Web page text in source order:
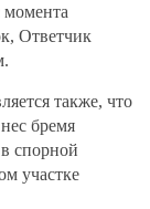
момента
Ответчик
также, что
бремя
спорной
участке